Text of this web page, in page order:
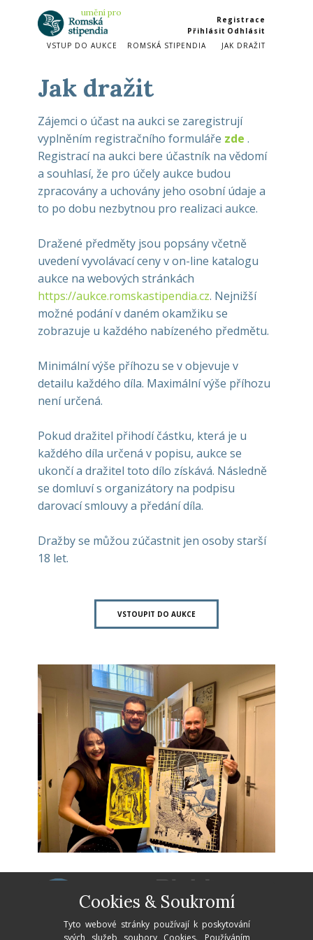
umění​ pro
Odhlásit
Přihlásit
JAK DRAŽIT
ROMSKÁ STIPENDIA
Registrace
VSTUP DO AUKCE
Jak dražit
Zájemci o účast na aukci se zaregistrují
vyplněním registračního formuláře zde .
Registrací na aukci bere účastník na vědomí
a souhlasí, že pro účely aukce budou
zpracovány a uchovány jeho osobní údaje a
to po dobu nezbytnou pro realizaci aukce.
Dražené předměty jsou popsány včetně
uvedení vyvolávací ceny v on-line katalogu
aukce na webových stránkách
https://aukce.romskastipendia.cz. Nejnižší
možné podání v daném okamžiku se
zobrazuje u každého nabízeného předmětu.
Minimální výše příhozu se v objevuje v
detailu každého díla. Maximální výše příhozu
není určená.
Pokud dražitel přihodí částku, která je u
každého díla určená v popisu, aukce se
ukončí a dražitel toto dílo získává. Následně
se domluví s organizátory na podpisu
darovací smlouvy a předání díla.
Dražby se můžou zúčastnit jen osoby starší
18 let.
VSTOUPIT DO AUKCE
Cookies & Soukromí
Tyto webové stránky používají k poskytování
svých služeb soubory Cookies. Používáním